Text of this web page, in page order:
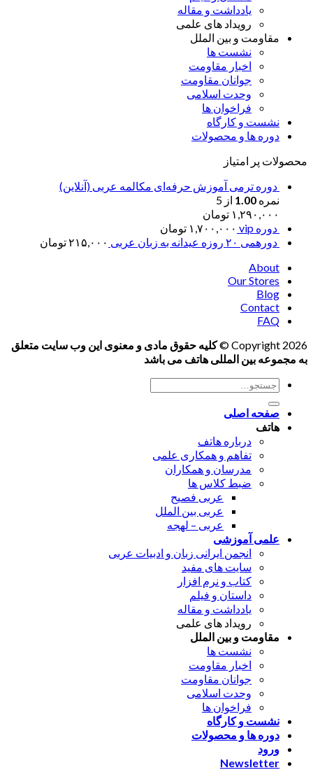
یادداشت و مقاله
رویداد های علمی
مقاومت و بین الملل
نشست ها
اخبار مقاومت
جوانان مقاومت
وحدت اسلامی
فراخوان ها
نشست و کارگاه
دوره ها و محصولات
محصولات پر امتیاز
دوره ترمی آموزش حرفه‌ای مکالمه عربی (آنلاین)
نمره 1.00 از 5
۱,۲۹۰,۰۰۰ تومان
دوره vip
۱,۷۰۰,۰۰۰ تومان
دورهمی ۲۰ روزه عیدانه به زبان عربی
۲۱۵,۰۰۰تومان
About
Our Stores
Blog
Contact
FAQ
Copyright 2026 ©
کلیه حقوق مادی و معنوی این وب سایت متعلق
به مجموعه بین المللی هاتف می باشد
جستجو
برای:
صفحه اصلی
هاتف
درباره هاتف
تفاهم و همکاری علمی
مدرسان و همکاران
ضبط کلاس ها
عربی فصیح
عربی بین الملل
عربی – لهجه
علمی آموزشی
انجمن ایرانی زبان و ادبیات عربی
سایت های مفید
کتاب و نرم افزار
داستان و فیلم
یادداشت و مقاله
رویداد های علمی
مقاومت و بین الملل
نشست ها
اخبار مقاومت
جوانان مقاومت
وحدت اسلامی
فراخوان ها
نشست و کارگاه
دوره ها و محصولات
ورود
Newsletter